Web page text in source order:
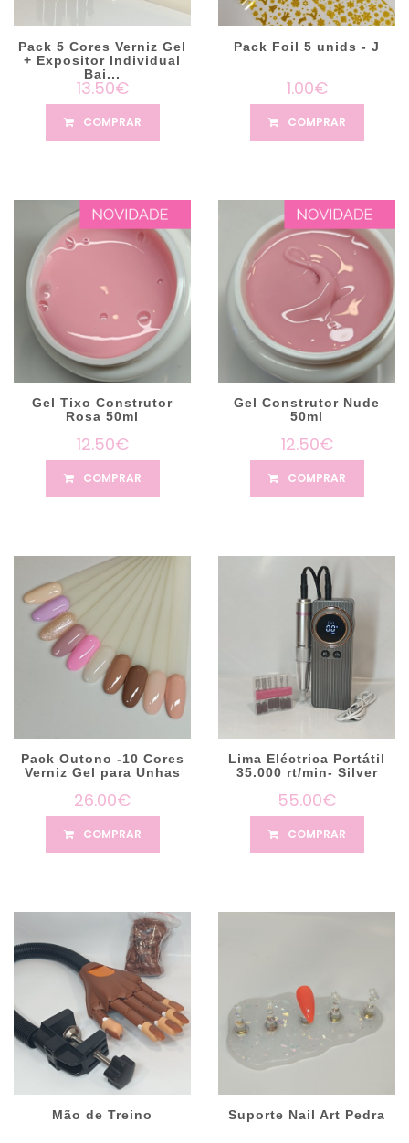
Pack 5 Cores Verniz Gel
+ Expositor Individual
Bai...
13.50€
COMPRAR
Pack Foil 5 unids - J
1.00€
COMPRAR
Gel Tixo Construtor
Rosa 50ml
12.50€
COMPRAR
Gel Construtor Nude
50ml
12.50€
COMPRAR
Pack Outono -10 Cores
Verniz Gel para Unhas
26.00€
COMPRAR
Lima Eléctrica Portátil
35.000 rt/min- Silver
55.00€
COMPRAR
Mão de Treino Suporte Nail Art Pedra